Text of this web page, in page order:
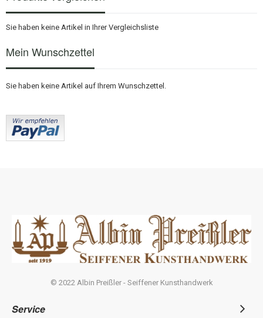
Sie haben keine Artikel in Ihrer Vergleichsliste
Mein Wunschzettel
Sie haben keine Artikel auf Ihrem Wunschzettel.
© 2022 Albin Preißler - Seiffener Kunsthandwerk
Service